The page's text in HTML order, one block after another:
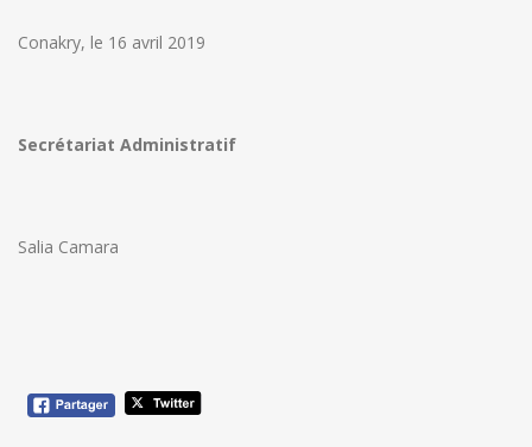
Conakry, le 16 avril 2019
Secrétariat Administratif
Salia Camara